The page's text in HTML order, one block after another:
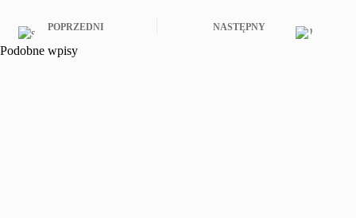
POPRZEDNI NASTĘPNY
Podobne wpisy